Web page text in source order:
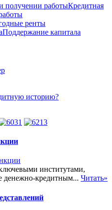
Кредитная
ренты
Поддержание капитала
историю?
институтами,
денежно-кредитным... Читать»